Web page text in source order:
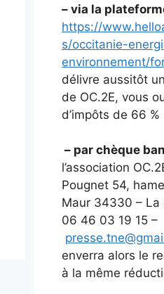
– via la
https://
s/occitanie-
environnement/
délivre aussitôt
de OC.2E, vous
d’impôts de 66 %
– par chèque
l’association
Pougnet 54,
Maur 34330 – La
06 46 03 19 15 –
enverra alors le
à la même